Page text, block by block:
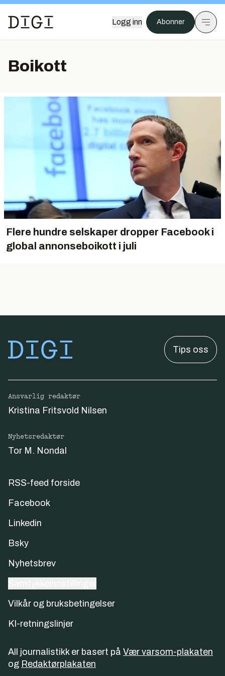
Logg inn Abonner
Boikott
Flere hundre selskaper dropper Facebook i
global annonseboikott i juli
Tips oss
Ansvarlig redaktør
Kristina Fritsvold Nilsen
Nyhetsredaktør
Tor M. Nondal
RSS-feed forside
Facebook
Linkedin
Bsky
Nyhetsbrev
Vilkår og bruksbetingelser
KI-retningslinjer
All journalistikk er basert på Vær varsom-plakaten
og Redaktørplakaten